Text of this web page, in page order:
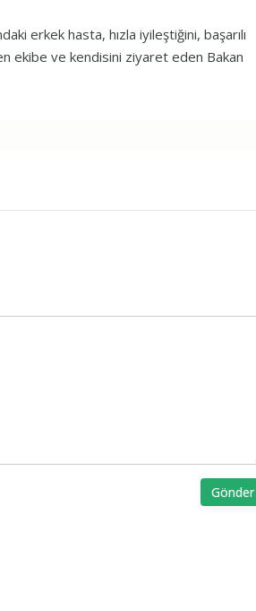
erkek hasta, hızla iyileştiğini, başarılı
ekibe ve kendisini ziyaret eden Bakan
Gönder